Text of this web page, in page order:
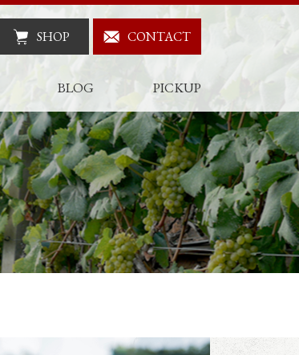
SHOP CONTACT
BLOG PICKUP